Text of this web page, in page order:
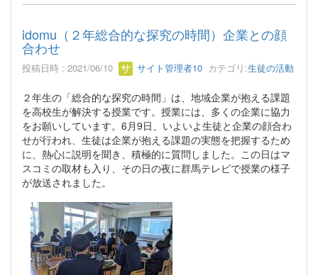
idomu（２年総合的な探究の時間）企業との顔
合わせ
投稿日時 : 2021/06/10 サイト管理者10 カテゴリ:生徒の活動
２年生の「総合的な探究の時間」は、地域企業が抱える課題
を高校生が解決する授業です。授業には、多くの企業に協力
をお願いしています。6月9日、いよいよ生徒と企業の顔合わ
せが行われ、生徒は企業が抱える課題の実態を把握するため
に、熱心に説明を聞き、積極的に質問しました。この日はマ
スコミの取材も入り、その日の夜に群馬テレビで授業の様子
が放送されました。